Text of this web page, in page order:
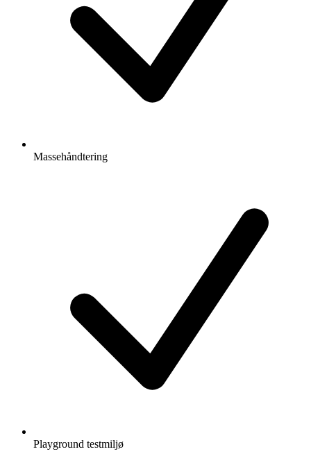
Massehåndtering
Playground testmiljø